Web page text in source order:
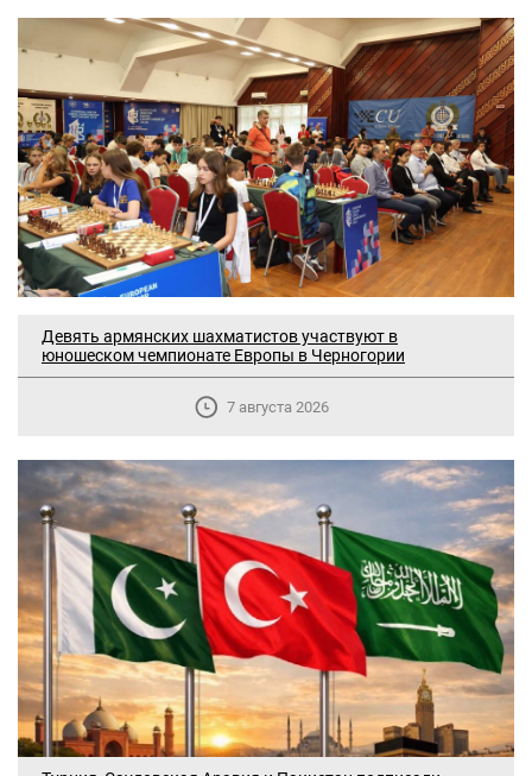
Девять армянских шахматистов участвуют в
юношеском чемпионате Европы в Черногории
7 августа 2026